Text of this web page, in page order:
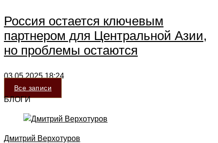
Россия остается ключевым
партнером для Центральной Азии,
но проблемы остаются
03.05.202518:24
Все записи
БЛОГИ
Дмитрий Верхотуров